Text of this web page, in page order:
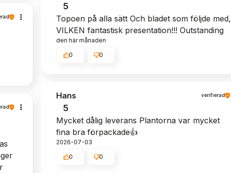
5
Topoen på alla sätt Och bladet som följde med,
VILKEN fantastisk presentation!!! Outstanding
den här månaden
0 0
Hans verifierad
5
Mycket dålig leverans Plantorna var mycket
fina bra förpackade👍️
2026-07-03
0 0